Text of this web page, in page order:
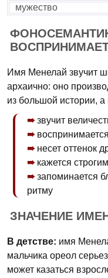
мужество
Имя Менелай звучит
архаично: оно
из большой истории, а
звучит
несет оттенок
кажется
запоминается
ритму
ЗНАЧЕНИЕ
В детстве: имя
мальчика ореол
может казаться